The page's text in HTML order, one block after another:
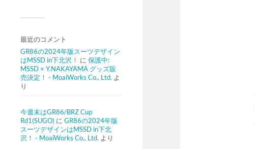
最近のコメント
GR86の2024年版スーツデザイン
はMSSD in下北沢！ に 保護中:
MSSD × Y.NAKAYAMA グッズ販
売決定！ - MoaiWorks Co., Ltd. よ
り
今週末はGR86/BRZ Cup
Rd1(SUGO) に GR86の2024年版
スーツデザインはMSSD in下北
沢！ - MoaiWorks Co., Ltd. より